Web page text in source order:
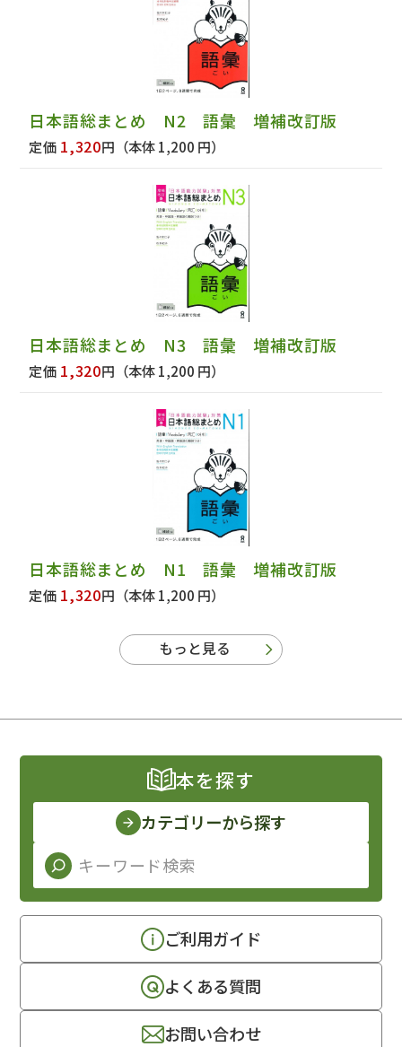
日本語総まとめ N2 語彙 増補改訂版
定価 1,320円 （本体 1,200 円）
日本語総まとめ N3 語彙 増補改訂版
定価 1,320円 （本体 1,200 円）
日本語総まとめ N1 語彙 増補改訂版
定価 1,320円 （本体 1,200 円）
もっと見る
本を探す
カテゴリーから探す
ご利用ガイド
よくある質問
お問い合わせ